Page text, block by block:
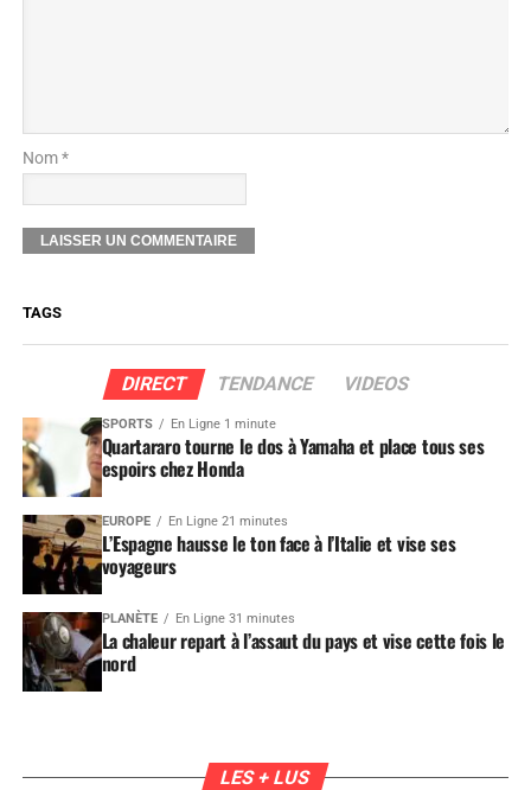
Nom *
TAGS
DIRECT TENDANCE VIDEOS
SPORTS En Ligne 1 minute
Quartararo tourne le dos à Yamaha et place tous ses
espoirs chez Honda
EUROPE En Ligne 21 minutes
L’Espagne hausse le ton face à l’Italie et vise ses
voyageurs
PLANÈTE En Ligne 31 minutes
La chaleur repart à l’assaut du pays et vise cette fois le
nord
LES + LUS